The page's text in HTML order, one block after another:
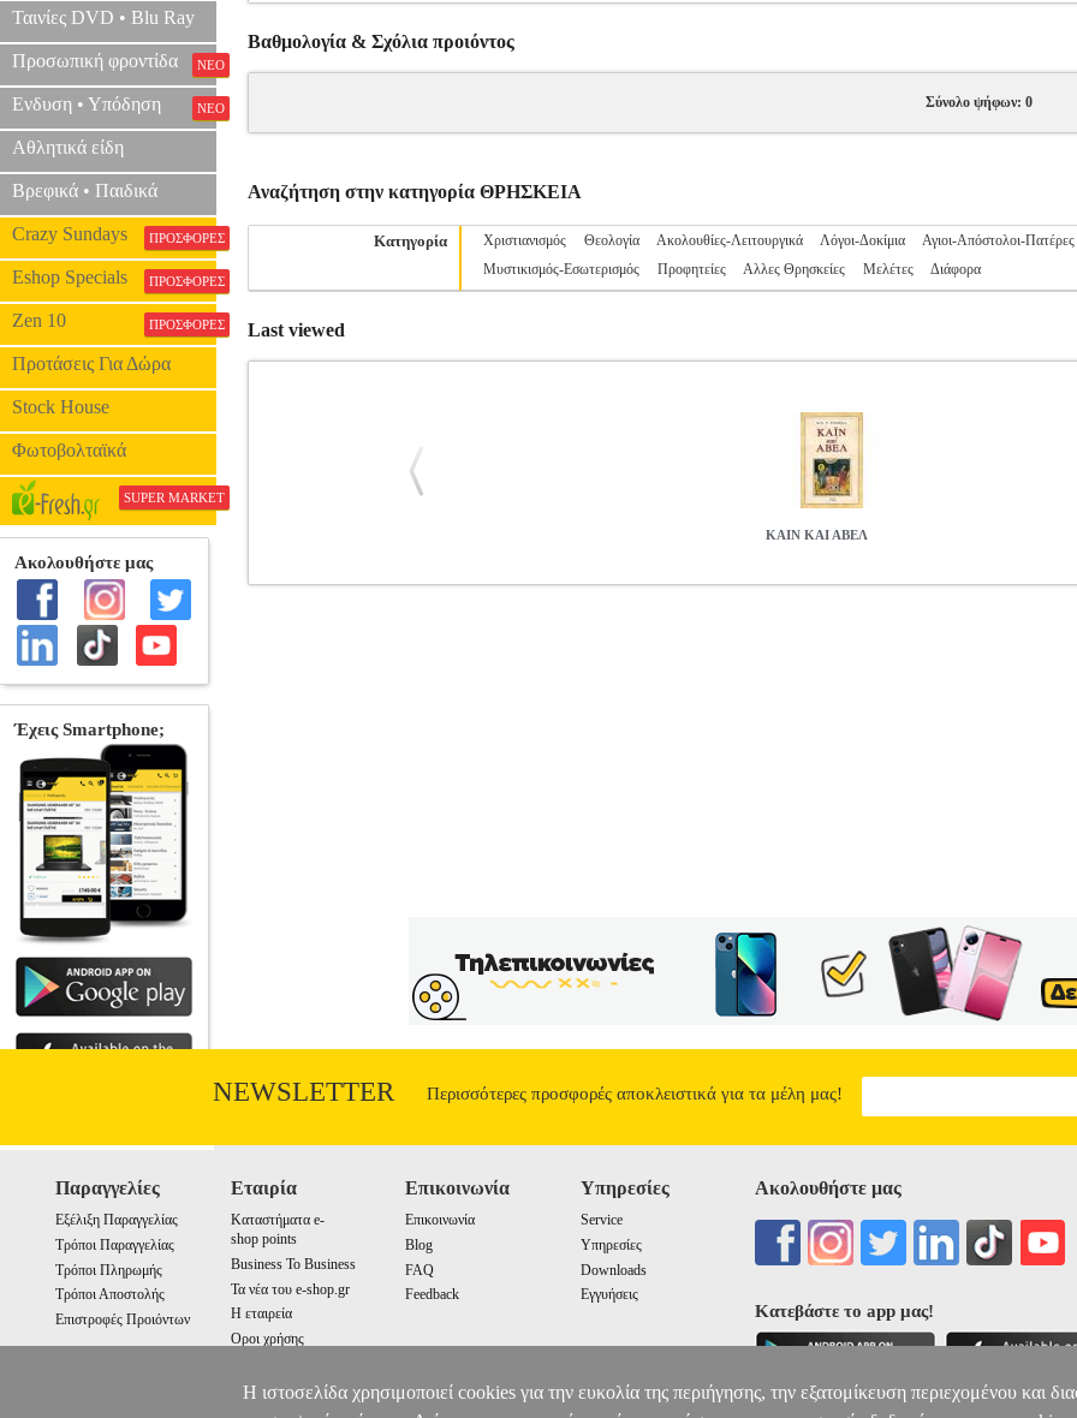
Ταινίες DVD • Blu Ray
Προσωπική φροντίδα ΝΕΟ
Ενδυση • Υπόδηση ΝΕΟ
Αθλητικά είδη
Βρεφικά • Παιδικά
Crazy Sundays ΠΡΟΣΦΟΡΕΣ
Eshop Specials ΠΡΟΣΦΟΡΕΣ
Zen 10 ΠΡΟΣΦΟΡΕΣ
Προτάσεις Για Δώρα
Stock House
Φωτοβολταϊκά
SUPER MARKET
Βαθμολογία & Σχόλια προιόντος
Σύνολο ψήφων: 0
Αναζήτηση στην κατηγορία ΘΡΗΣΚΕΙΑ
Κατηγορία Χριστιανισμός Θεολογία Ακολουθίες-Λειτουργικά Λόγοι-Δοκίμια Αγιοι-Απόστολοι-Πατέρες
Μυστικισμός-Εσωτερισμός
Προφητείες Αλλες Θρησκείες Μελέτες Διάφορα
Last viewed
ΚΑΙΝ ΚΑΙ ΑΒΕΛ
NEWSLETTER Περισσότερες προσφορές αποκλειστικά για τα μέλη μας!
Παραγγελίες
Εξέλιξη Παραγγελίας
Τρόποι Παραγγελίας
Τρόποι Πληρωμής
Τρόποι Αποστολής
Επιστροφές Προιόντων
Εταιρία
Καταστήματα e-
shop points
Business To Business
Τα νέα του e-shop.gr
Η εταιρεία
Οροι χρήσης
Επικοινωνία
Επικοινωνία
Blog
FAQ
Feedback
Υπηρεσίες
Service
Υπηρεσίες
Downloads
Εγγυήσεις
Ακολουθήστε μας
Κατεβάστε το app μας!
Η ιστοσελίδα χρησιμοποιεί cookies για την ευκολία της περιήγησης, την εξατομίκευση περιεχομένου και